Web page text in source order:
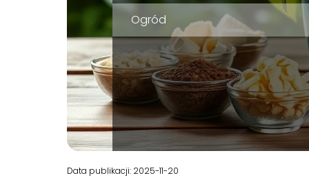
Ogród
Data publikacji: 2025-11-20